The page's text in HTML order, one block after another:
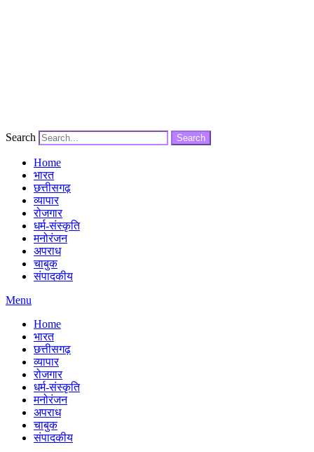
Search Search
Home
भारत
छत्तीसगढ़
व्यापार
रोजगार
धर्म-संस्कृति
मनोरंजन
अपराध
चाबुक
संपादकीय
Menu
Home
भारत
छत्तीसगढ़
व्यापार
रोजगार
धर्म-संस्कृति
मनोरंजन
अपराध
चाबुक
संपादकीय